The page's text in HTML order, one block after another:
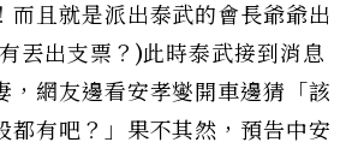
而且就是派出泰武的會長爺爺出
丟出支票？)此時泰武接到消息
，網友邊看安孝燮開車邊猜「該
都有吧？」果不其然，預告中安